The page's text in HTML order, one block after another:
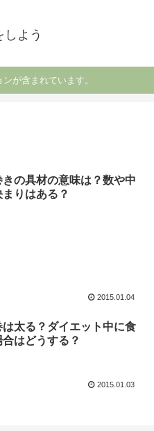
しよう
が含まれています。
きの具材の意味は？数や中
りはある？
2015.01.04
は太る？ダイエット中に食
はどうする？
2015.01.03